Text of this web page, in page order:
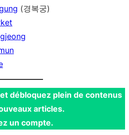
(경복궁)
débloquez plein de contenus
articles.
un compte.